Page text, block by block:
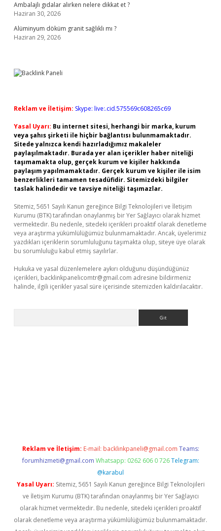
Ambalajlı gıdalar alırken nelere dikkat et ?
Haziran 30, 2026
Alüminyum döküm granit sağlıklı mı ?
Haziran 29, 2026
Reklam ve İletişim: Skype: live:.cid.575569c608265c69
Yasal Uyarı: Bu internet sitesi, herhangi bir marka, kurum
veya şahıs şirketi ile hiçbir bağlantısı bulunmamaktadır.
Sitede yalnızca kendi hazırladığımız makaleler
paylaşılmaktadır. Burada yer alan içerikler haber niteliği
taşımamakta olup, gerçek kurum ve kişiler hakkında
paylaşım yapılmamaktadır. Gerçek kurum ve kişiler ile isim
benzerlikleri tamamen tesadüfidir. Sitemizdeki bilgiler
taslak halindedir ve tavsiye niteliği taşımazlar.
Sitemiz, 5651 Sayılı Kanun gereğince Bilgi Teknolojileri ve İletişim
Kurumu (BTK) tarafından onaylanmış bir Yer Sağlayıcı olarak hizmet
vermektedir. Bu nedenle, sitedeki içerikleri proaktif olarak denetleme
veya araştırma yükümlülüğümüz bulunmamaktadır. Ancak, üyelerimiz
yazdıkları içeriklerin sorumluluğunu taşımakta olup, siteye üye olarak
bu sorumluluğu kabul etmiş sayılırlar.
Hukuka ve yasal düzenlemelere aykırı olduğunu düşündüğünüz
içerikleri, backlinkpanelicomtr@gmail.com adresine bildirmeniz
halinde, ilgili içerikler yasal süre içerisinde sitemizden kaldırılacaktır.
Reklam ve İletişim: E-mail: backlinkpaneli@gmail.com Teams:
forumhizmeti@gmail.com Whatsapp: 0262 606 0 726 Telegram:
@karabul
Yasal Uyarı: Sitemiz, 5651 Sayılı Kanun gereğince Bilgi Teknolojileri
ve İletişim Kurumu (BTK) tarafından onaylanmış bir Yer Sağlayıcı
olarak hizmet vermektedir. Bu nedenle, sitedeki içerikleri proaktif
olarak denetleme veya araştırma yükümlülüğümüz bulunmamaktadır.